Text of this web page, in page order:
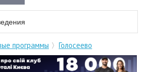
программы Голосеево